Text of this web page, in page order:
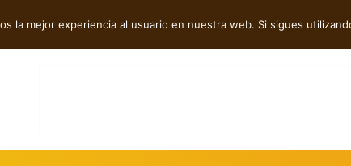
la mejor experiencia al usuario en nuestra web. Si sigues